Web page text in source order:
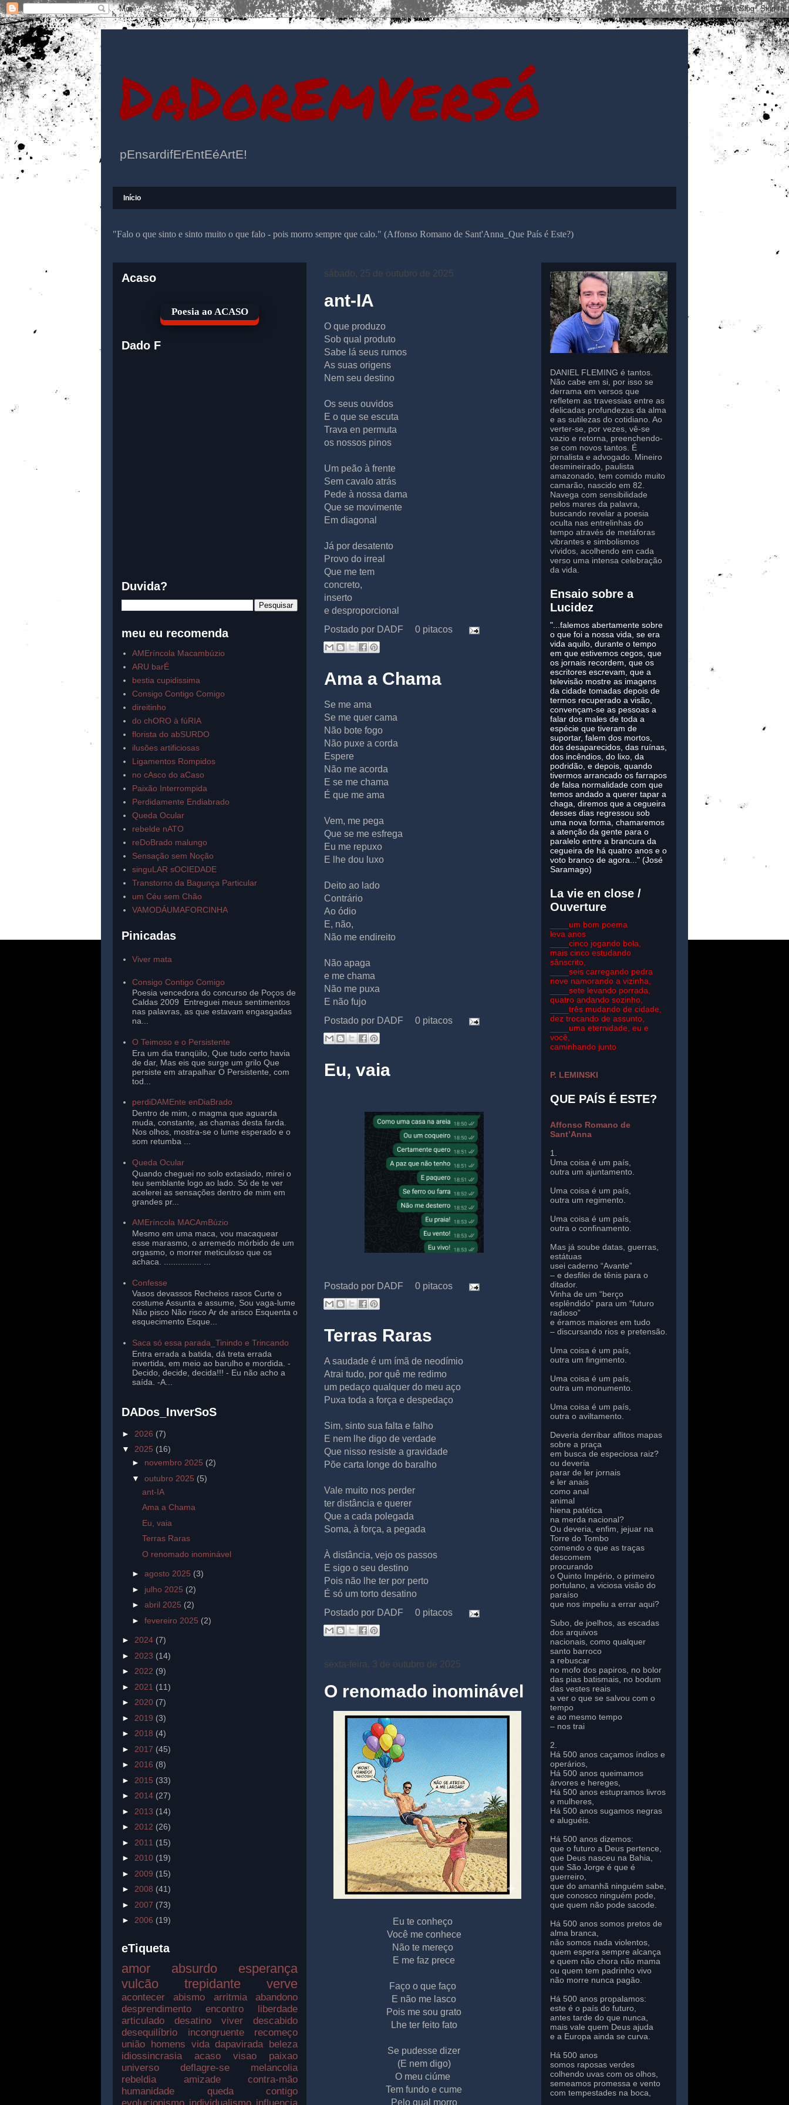
DaDorEmVerSó
pEnsardifErEntEéArtE!
Início
"Falo o que sinto e sinto muito o que falo - pois morro sempre que calo." (Affonso Romano de Sant'Anna_Que País é Este?)
sábado, 25 de outubro de 2025
ant-IA
O que produzo
Sob qual produto
Sabe lá seus rumos
As suas origens
Nem seu destino
Os seus ouvidos
E o que se escuta
Trava en permuta
os nossos pinos
Um peão à frente
Sem cavalo atrás
Pede à nossa dama
Que se movimente
Em diagonal
Já por desatento
Provo do irreal
Que me tem
concreto,
inserto
e desproporcional
Postado por DADF 0 pitacos
Ama a Chama
Se me ama
Se me quer cama
Não bote fogo
Não puxe a corda
Espere
Não me acorda
E se me chama
É que me ama
Vem, me pega
Que se me esfrega
Eu me repuxo
E lhe dou luxo
Deito ao lado
Contrário
Ao ódio
E, não,
Não me endireito
Não apaga
e me chama
Não me puxa
E não fujo
Postado por DADF 0 pitacos
Eu, vaia
Postado por DADF 0 pitacos
Terras Raras
A saudade é um ímã de neodímio
Atrai tudo, por quê me redimo
um pedaço qualquer do meu aço
Puxa toda a força e despedaço
Sim, sinto sua falta e falho
E nem lhe digo de verdade
Que nisso resiste a gravidade
Põe carta longe do baralho
Vale muito nos perder
ter distância e querer
Que a cada polegada
Soma, à força, a pegada
À distância, vejo os passos
E sigo o seu destino
Pois não lhe ter por perto
É só um torto desatino
Postado por DADF 0 pitacos
sexta-feira, 3 de outubro de 2025
O renomado inominável
Eu te conheço
Você me conhece
Não te mereço
E me faz prece
Faço o que faço
E não me lasco
Pois me sou grato
Lhe ter feito fato
Se pudesse dizer
(E nem digo)
O meu ciúme
Tem fundo e cume
Pelo qual morro
Acaso
Poesia ao ACASO
Dado F
Duvida?
meu eu recomenda
AMEríncola Macambúzio
ARU barÉ
bestia cupidissima
Consigo Contigo Comigo
direitinho
do chORO à fúRIA
florista do abSURDO
ilusões artificiosas
Ligamentos Rompidos
no cAsco do aCaso
Paixão Interrompida
Perdidamente Endiabrado
Queda Ocular
rebelde nATO
reDoBrado malungo
Sensação sem Noção
singuLAR sOCIEDADE
Transtorno da Bagunça Particular
um Céu sem Chão
VAMODÁUMAFORCINHA
Pinicadas
Viver mata
Consigo Contigo Comigo
Poesia vencedora do concurso de Poços de
Caldas 2009 Entreguei meus sentimentos
nas palavras, as que estavam engasgadas
na...
O Teimoso e o Persistente
Era um dia tranqüilo, Que tudo certo havia
de dar, Mas eis que surge um grilo Que
persiste em atrapalhar O Persistente, com
tod...
perdiDAMEnte enDiaBrado
Dentro de mim, o magma que aguarda
muda, constante, as chamas desta farda.
Nos olhos, mostra-se o lume esperado e o
som retumba ...
Queda Ocular
Quando cheguei no solo extasiado, mirei o
teu semblante logo ao lado. Só de te ver
acelerei as sensações dentro de mim em
grandes pr...
AMEríncola MACAmBúzio
Mesmo em uma maca, vou macaquear
esse marasmo, o arremedo mórbido de um
orgasmo, o morrer meticuloso que os
achaca. ................ ...
Confesse
Vasos devassos Recheios rasos Curte o
costume Assunta e assume, Sou vaga-lume
Não pisco Não risco Ar de arisco Esquenta o
esquecimento Esque...
Saca só essa parada_Tinindo e Trincando
Entra errada a batida, dá treta errada
invertida, em meio ao barulho e mordida. -
Decido, decide, decida!!! - Eu não acho a
saída. -A...
DADos_InverSoS
► 2026 (7)
▼ 2025 (16)
► novembro 2025 (2)
▼ outubro 2025 (5)
ant-IA
Ama a Chama
Eu, vaia
Terras Raras
O renomado inominável
► agosto 2025 (3)
► julho 2025 (2)
► abril 2025 (2)
► fevereiro 2025 (2)
► 2024 (7)
► 2023 (14)
► 2022 (9)
► 2021 (11)
► 2020 (7)
► 2019 (3)
► 2018 (4)
► 2017 (45)
► 2016 (8)
► 2015 (33)
► 2014 (27)
► 2013 (14)
► 2012 (26)
► 2011 (15)
► 2010 (19)
► 2009 (15)
► 2008 (41)
► 2007 (73)
► 2006 (19)
eTiqueta
amor absurdo
esperança
vulcão
trepidante verve
acontecer abismo arritmia
abandono
desprendimento
encontro
liberdade
articulado
desatino viver
descabido
desequilíbrio
incongruente
recomeço
união homens vida dapavirada beleza
idiossincrasia
acaso visao
paixao
universo
deflagre-se
melancolia
rebeldia
amizade
contra-mão
humanidade
queda
contigo
DANIEL FLEMING é tantos.
Não cabe em si, por isso se
derrama em versos que
refletem as travessias entre as
delicadas profundezas da alma
e as sutilezas do cotidiano. Ao
verter-se, por vezes, vê-se
vazio e retorna, preenchendo-
se com novos tantos. É
jornalista e advogado. Mineiro
desmineirado, paulista
amazonado, tem comido muito
camarão, nascido em 82.
Navega com sensibilidade
pelos mares da palavra,
buscando revelar a poesia
oculta nas entrelinhas do
tempo através de metáforas
vibrantes e simbolismos
vívidos, acolhendo em cada
verso uma intensa celebração
da vida.
Ensaio sobre a
Lucidez
"...falemos abertamente sobre
o que foi a nossa vida, se era
vida aquilo, durante o tempo
em que estivemos cegos, que
os jornais recordem, que os
escritores escrevam, que a
televisão mostre as imagens
da cidade tomadas depois de
termos recuperado a visão,
convençam-se as pessoas a
falar dos males de toda a
espécie que tiveram de
suportar, falem dos mortos,
dos desaparecidos, das ruínas,
dos incêndios, do lixo, da
podridão, e depois, quando
tivermos arrancado os farrapos
de falsa normalidade com que
temos andado a querer tapar a
chaga, diremos que a cegueira
desses dias regressou sob
uma nova forma, chamaremos
a atenção da gente para o
paralelo entre a brancura da
cegueira de há quatro anos e o
voto branco de agora..." (José
Saramago)
La vie en close /
Ouverture
____um bom poema
leva anos
____cinco jogando bola,
mais cinco estudando
sânscrito,
____seis carregando pedra
nove namorando a vizinha,
____sete levando porrada,
quatro andando sozinho,
____três mudando de cidade,
dez trocando de assunto,
____uma eternidade, eu e
você,
caminhando junto
P. LEMINSKI
QUE PAÍS É ESTE?
Affonso Romano de
Sant’Anna
1.
Uma coisa é um país,
outra um ajuntamento.
Uma coisa é um país,
outra um regimento.
Uma coisa é um país,
outra o confinamento.
Mas já soube datas, guerras,
estátuas
usei caderno “Avante”
– e desfilei de tênis para o
ditador.
Vinha de um “berço
esplêndido” para um “futuro
radioso”
e éramos maiores em tudo
– discursando rios e pretensão.
Uma coisa é um país,
outra um fingimento.
Uma coisa é um país,
outra um monumento.
Uma coisa é um país,
outra o aviltamento.
Deveria derribar aflitos mapas
sobre a praça
em busca de especiosa raiz?
ou deveria
parar de ler jornais
e ler anais
como anal
animal
hiena patética
na merda nacional?
Ou deveria, enfim, jejuar na
Torre do Tombo
comendo o que as traças
descomem
procurando
o Quinto Império, o primeiro
portulano, a viciosa visão do
paraíso
que nos impeliu a errar aqui?
Subo, de joelhos, as escadas
dos arquivos
nacionais, como qualquer
santo barroco
a rebuscar
no mofo dos papiros, no bolor
das pias batismais, no bodum
das vestes reais
a ver o que se salvou com o
tempo
e ao mesmo tempo
– nos trai
2.
Há 500 anos caçamos índios e
operários,
Há 500 anos queimamos
árvores e hereges,
Há 500 anos estupramos livros
e mulheres,
Há 500 anos sugamos negras
e aluguéis.
Há 500 anos dizemos:
que o futuro a Deus pertence,
que Deus nasceu na Bahia,
que São Jorge é que é
guerreiro,
que do amanhã ninguém sabe,
que conosco ninguém pode,
que quem não pode sacode.
Há 500 anos somos pretos de
alma branca,
não somos nada violentos,
quem espera sempre alcança
e quem não chora não mama
ou quem tem padrinho vivo
não morre nunca pagão.
Há 500 anos propalamos:
este é o país do futuro,
antes tarde do que nunca,
mais vale quem Deus ajuda
e a Europa ainda se curva.
Há 500 anos
somos raposas verdes
colhendo uvas com os olhos,
semeamos promessa e vento
com tempestades na boca,